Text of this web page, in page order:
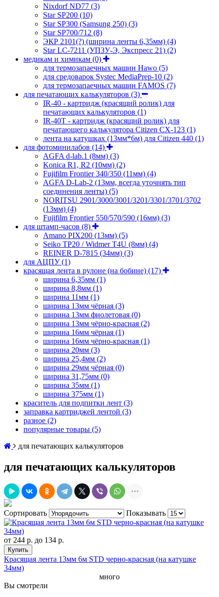
Nixdorf ND77 (3)
Star SP200 (10)
Star SP300 (Samsung 250) (3)
Star SP700/712 (8)
ЭКР 2101(?) (ширина ленты 6,35мм) (4)
Star LC-7211 (УПЗУ-Э, Экспресс 21) (2)
медикам и химикам (0)
для термозапаечных машин Hawo (5)
для средоварок Systec MediaPrep-10 (2)
для термозапаечных машин FAMOS (7)
для печатающих калькуляторов (3)
IR-40 - картридж (красящий ролик) для
печатающих калькуляторов (1)
IR-40T - картридж (красящий ролик) для
печатающего калькулятора Citizen CX-123 (1)
лента на катушках (13мм*6м) для Citizen 440 (1)
для фотоминилабов (14)
AGFA d-lab.1 (8мм) (3)
Konica R1, R2 (10мм) (2)
Fujifilm Frontier 340/350 (11мм) (4)
AGFA D-Lab-2 (13мм, всегда уточнять тип
соединения ленты) (5)
NORITSU 2901/3000/3001/3201/3301/3701/3702
(13мм) (4)
Fujifilm Frontier 550/570/590 (16мм) (3)
для штамп-часов (8)
Amano PIX200 (13мм) (5)
Seiko TP20 / Widmer T4U (8мм) (4)
REINER D-7815 (34мм) (3)
для АЦПУ(1)
красящая лента в рулоне (на бобине) (17)
ширина 6,35мм (1)
ширина 8,8мм (1)
ширина 11мм (1)
ширина 13мм чёрная (3)
ширина 13мм фиолетовая (0)
ширина 13мм чёрно-красная (2)
ширина 16мм чёрная (1)
ширина 16мм чёрно-красная (1)
ширина 20мм (3)
ширина 25,4мм (2)
ширина 29мм чёрная (0)
ширина 31,75мм (0)
ширина 35мм (1)
ширина 375мм (1)
краситель для подпитки лент (3)
заправка картриджей лентой (3)
разное (2)
популярные товары (5)
для печатающих калькуляторов
для печатающих калькуляторов
Сортировать Показывать
от 244 р. до 134 р.
Купить
Красящая лента 13мм 6м STD черно-красная (на катушке
34мм)
много
Вы смотрели